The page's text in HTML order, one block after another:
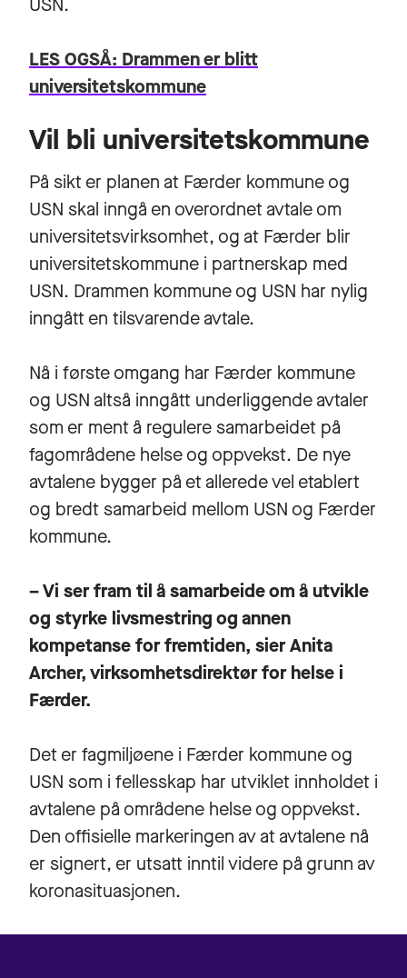
LES OGSÅ: Drammen er blitt
universitetskommune
Vil bli universitetskommune
På sikt er planen at Færder kommune og
USN skal inngå en overordnet avtale om
universitetsvirksomhet, og at Færder blir
universitetskommune i partnerskap med
USN. Drammen kommune og USN har nylig
inngått en tilsvarende avtale.
Nå i første omgang har Færder kommune
og USN altså inngått underliggende avtaler
som er ment å regulere samarbeidet på
fagområdene helse og oppvekst. De nye
avtalene bygger på et allerede vel etablert
og bredt samarbeid mellom USN og Færder
kommune.
– Vi ser fram til å samarbeide om å utvikle
og styrke livsmestring og annen
kompetanse for fremtiden, sier Anita
Archer, virksomhetsdirektør for helse i
Færder.
Det er fagmiljøene i Færder kommune og
USN som i fellesskap har utviklet innholdet i
avtalene på områdene helse og oppvekst.
Den offisielle markeringen av at avtalene nå
er signert, er utsatt inntil videre på grunn av
koronasituasjonen.